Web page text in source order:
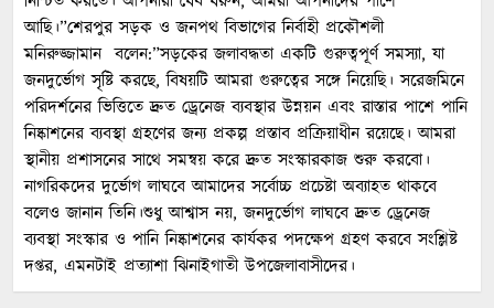
আছি।”শেরপুর সড়ক ও জনপথ বিভাগের নির্বাহী প্রকৌশলী
মনিরুজ্জামান বলেন:”সড়কের জলাবদ্ধতা একটি গুরুত্বপূর্ণ সমস্যা, যা
জনদুর্ভোগ সৃষ্টি করছে, বিষয়টি আমরা গুরুত্বের সঙ্গে নিয়েছি। সরেজমিনে
পরিদর্শনের ভিত্তিতে দ্রুত ড্রেনেজ ব্যবস্থার উন্নয়ন এবং রাস্তার পাশে পানি
নিষ্কাশনের ব্যবস্থা গ্রহণের জন্য প্রকল্প প্রস্তাব প্রক্রিয়াধীন রয়েছে। আমরা
স্থানীয় প্রশাসনের সাথে সমন্বয় করে দ্রুত সংস্কারকাজ শুরু করবো।
নাগরিকদের দুর্ভোগ লাঘবে আমাদের সর্বোচ্চ প্রচেষ্টা অব্যাহত থাকবে
বলেও জানান তিনি।শুধু আশ্বাস নয়, জনদুর্ভোগ লাঘবে দ্রুত ড্রেনেজ
ব্যবস্থা সংস্কার ও পানি নিষ্কাশনের কার্যকর পদক্ষেপ গ্রহণ করবে সংশ্লিষ্ট
দপ্তর, এমনটাই প্রত্যাশা ঝিনাইগাতী উপজেলাবাসীদের।